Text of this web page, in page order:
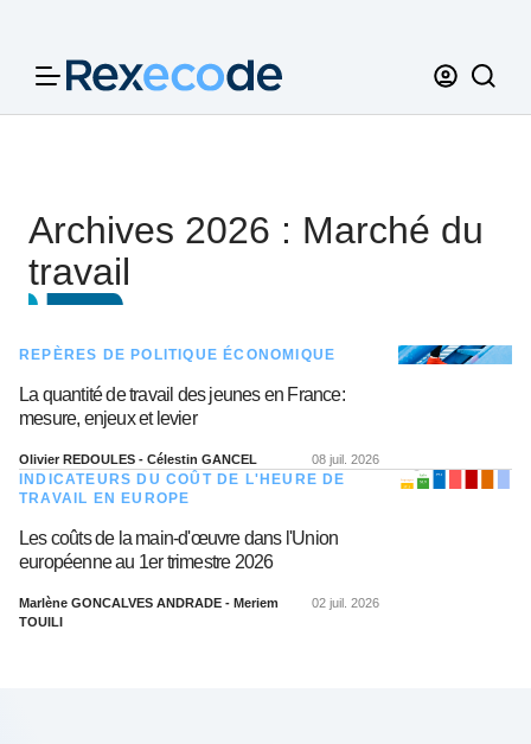
Archives 2026 : Marché du
travail
REPÈRES DE POLITIQUE ÉCONOMIQUE
La quantité de travail des jeunes en France:
mesure, enjeux et levier
Olivier REDOULES - Célestin GANCEL 08 juil. 2026
INDICATEURS DU COÛT DE L'HEURE DE
TRAVAIL EN EUROPE
Les coûts de la main-d'œuvre dans l'Union
européenne au 1er trimestre 2026
Marlène GONCALVES ANDRADE - Meriem
TOUILI
02 juil. 2026